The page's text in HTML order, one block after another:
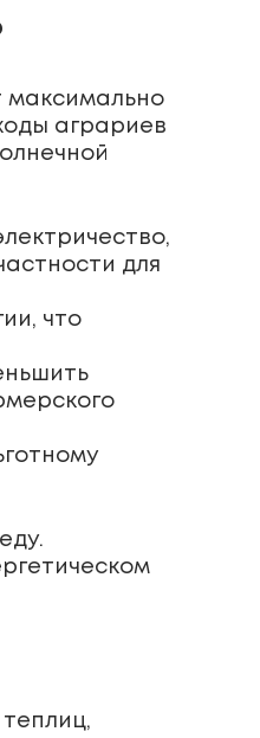
максимально
аграриев
для
что